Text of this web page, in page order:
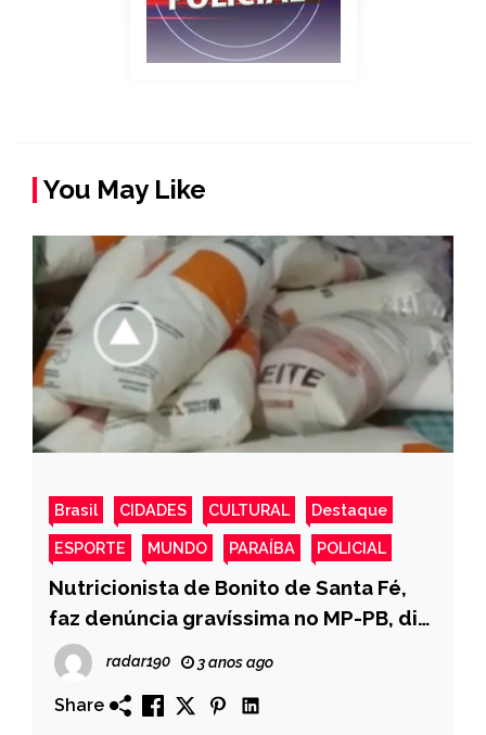
You May Like
Brasil CIDADES CULTURAL Destaque
ESPORTE MUNDO PARAÍBA POLICIAL
Nutricionista de Bonito de Santa Fé,
faz denúncia gravíssima no MP-PB, diz
que sofre “Assédio Moral” em seu
trabalho e denuncia a distribuição de
leite com validade vencida para
radar190 3 anos ago
Share